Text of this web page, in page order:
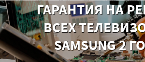
ГАРАНТИЯ НА
ВСЕХ
SAMSUNG 2